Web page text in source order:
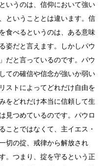
いうのは、信仰において強い
ということとは違います。信
食べるというのは、ある意味
姿だと言えます。しかしパウ
だと言っているのです。パウ
ての確信や信念が強いか弱い
ストによってどれだけ自由を
をどれだけ本当に信頼して生
見つめているのです。パウロ
ことではなくて、主イエス・
切の掟、戒律から解放され
。つまり、掟を守るという正